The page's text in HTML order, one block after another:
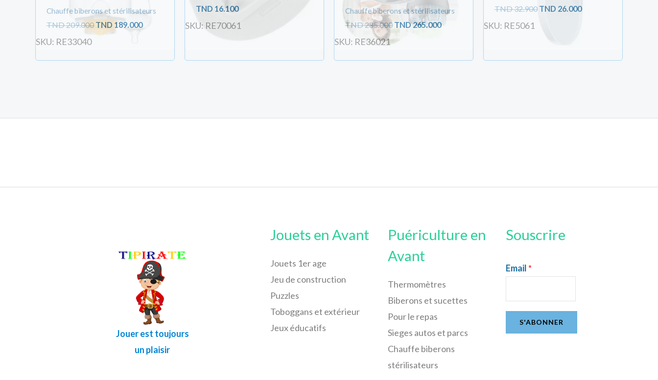
Créer votre compte/se connecter rapidement et
Chauffe biberons et stérilisateurs
TND209.000 TND 189.000
SKU: RE33040
TND 16.100
SKU: RE70061
Chauffe biberons et stérilisateurs
TND285.000 TND265.000
SKU: RE36021
TND32.900 TND 26.000
SKU: RE5061
Jouer est toujours
un plaisir
Jouets en Avant
Jouets 1er age
Jeu de construction
Puzzles
Toboggans et extérieur
Jeux éducatifs
Puériculture en
Avant
Thermomètres
Biberons et sucettes
Pour le repas
Sieges autos et parcs
Chauffe biberons
stérilisateurs
Souscrire
Email *
S'ABONNER